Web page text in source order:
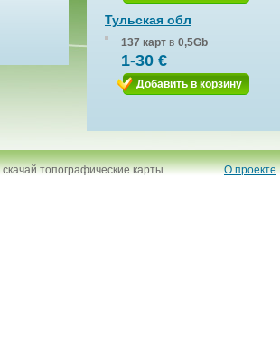
Тульская обл
137 карт в 0,5Gb
1-30 €
Добавить в корзину
скачай топографические карты О проекте